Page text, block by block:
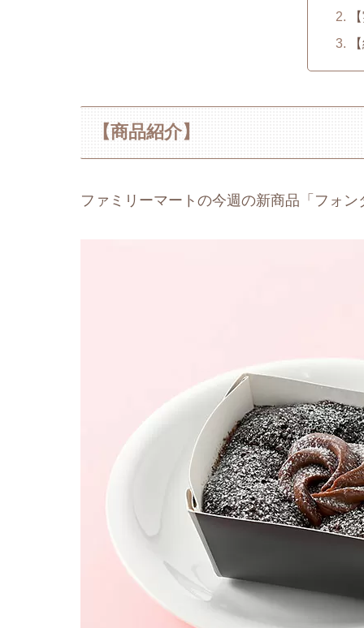
【商品紹介】
ファミリーマートの今週の新商品「フォ